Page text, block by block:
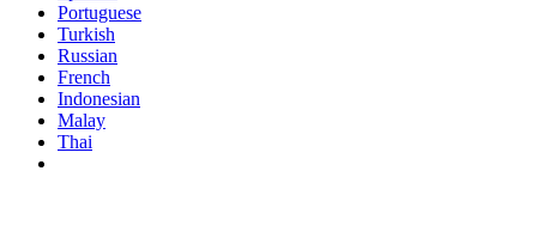
Portuguese
Turkish
Russian
French
Indonesian
Malay
Thai